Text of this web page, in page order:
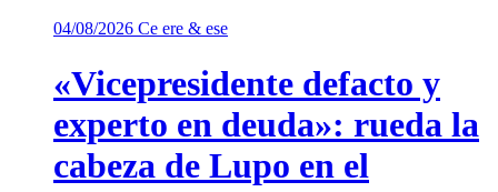
04/08/2026 Ce ere & ese
«Vicepresidente defacto y
experto en deuda»: rueda la
cabeza de Lupo en el